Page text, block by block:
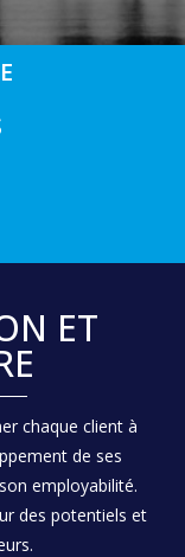
ET
chaque client à
de ses
employabilité.
des potentiels et